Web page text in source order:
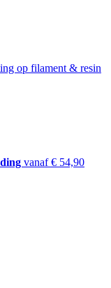
op filament & resin
vanaf € 54,90